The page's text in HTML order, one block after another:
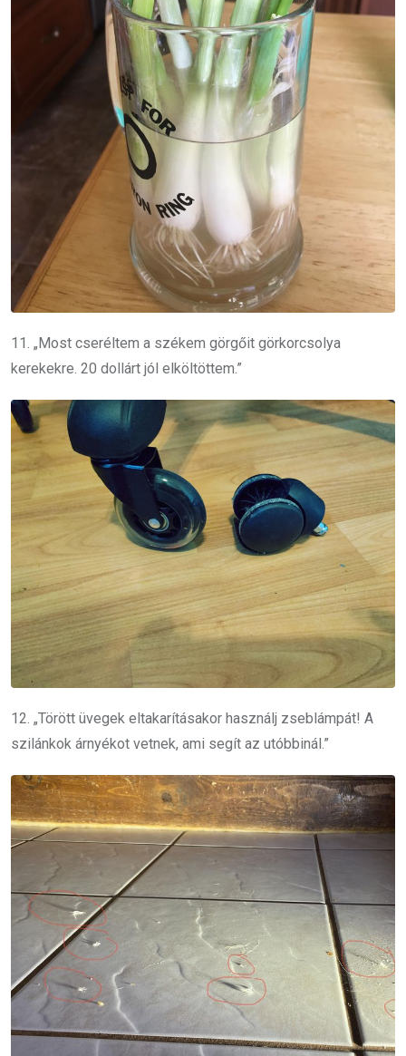
11. „Most cseréltem a székem görgőit görkorcsolya
kerekekre. 20 dollárt jól elköltöttem.”
12. „Törött üvegek eltakarításakor használj zseblámpát! A
szilánkok árnyékot vetnek, ami segít az utóbbinál.”